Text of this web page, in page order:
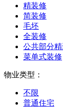
精装修
简装修
毛坯
全装修
公共部分
菜单式装修
物业类型：
不限
普通住宅